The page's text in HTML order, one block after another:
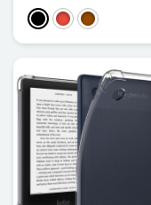
NegroRojoMarrón